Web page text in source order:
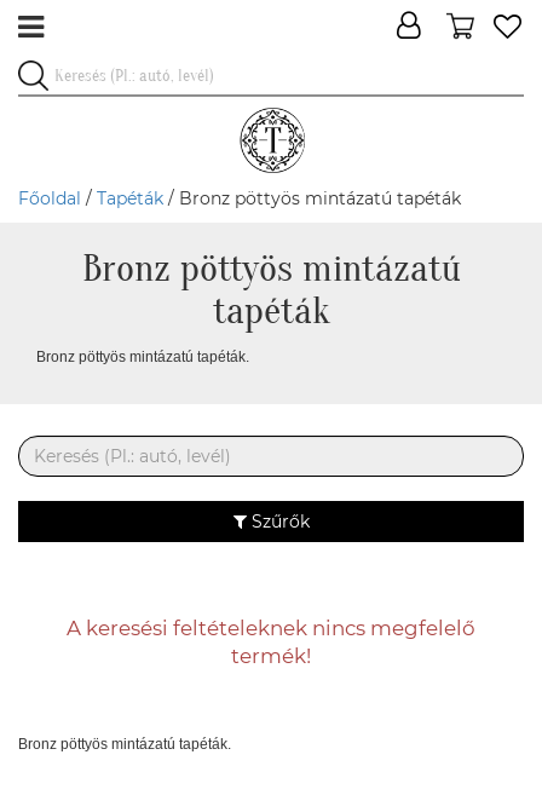
Főoldal / Tapéták / Bronz pöttyös mintázatú tapéták
Bronz pöttyös mintázatú
tapéták
Bronz pöttyös mintázatú tapéták.
Szűrők
A keresési feltételeknek nincs megfelelő
termék!
Bronz pöttyös mintázatú tapéták.